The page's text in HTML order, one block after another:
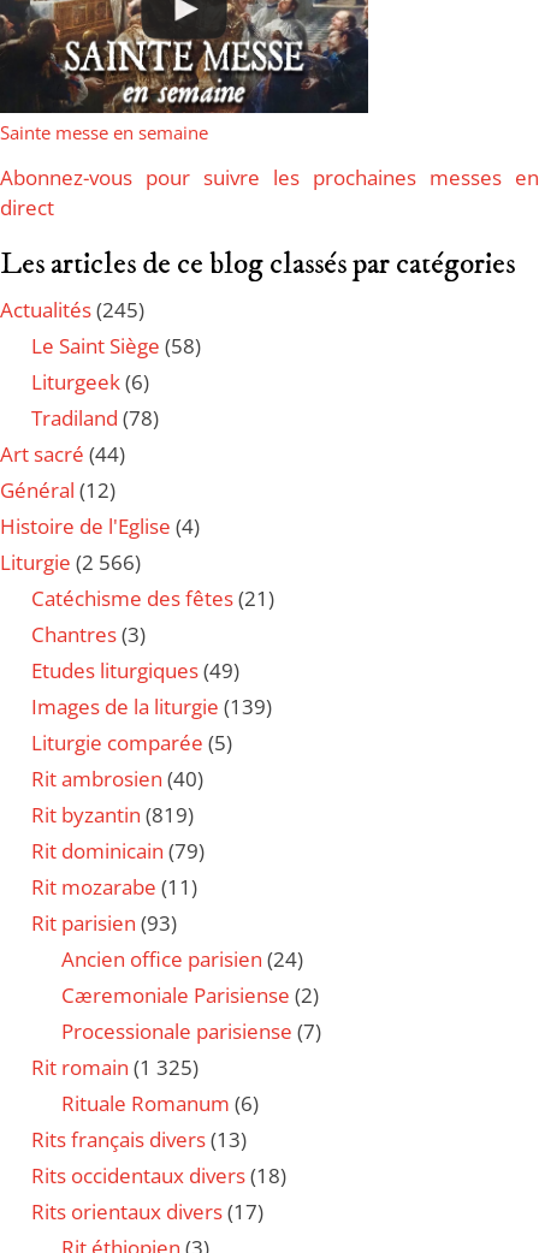
Sainte messe en semaine
Abonnez-vous pour suivre les prochaines messes en
direct
Les articles de ce blog classés par catégories
Actualités(245)
Le Saint Siège (58)
Liturgeek(6)
Tradiland (78)
Art sacré (44)
Général (12)
Histoire de l'Eglise (4)
Liturgie (2 566)
Catéchisme des fêtes(21)
Chantres(3)
Etudes liturgiques(49)
Images de la liturgie (139)
Liturgie comparée (5)
Rit ambrosien (40)
Rit byzantin (819)
Rit dominicain (79)
Rit mozarabe (11)
Rit parisien (93)
Ancien office parisien (24)
Cæremoniale Parisiense (2)
Processionale parisiense (7)
Rit romain (1 325)
Rituale Romanum (6)
Rits français divers(13)
Rits occidentaux divers(18)
Rits orientaux divers(17)
Rit éthiopien (3)